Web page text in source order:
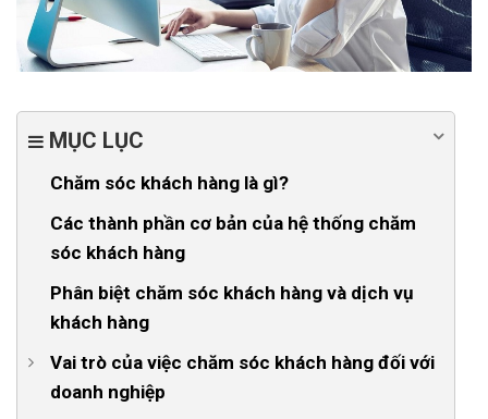
MỤC LỤC
Chăm sóc khách hàng là gì?
Các thành phần cơ bản của hệ thống chăm
sóc khách hàng
Phân biệt chăm sóc khách hàng và dịch vụ
khách hàng
Vai trò của việc chăm sóc khách hàng đối với
doanh nghiệp